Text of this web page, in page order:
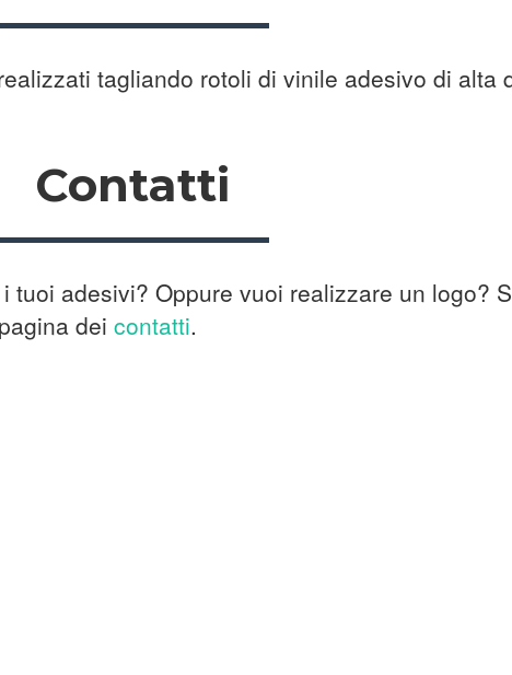
tagliando rotoli di vinile adesivo di alta
Contatti
adesivi? Oppure vuoi realizzare un logo?
dei contatti.